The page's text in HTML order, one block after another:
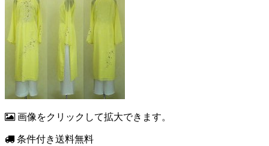
画像をクリックして拡大できます。
条件付き送料無料